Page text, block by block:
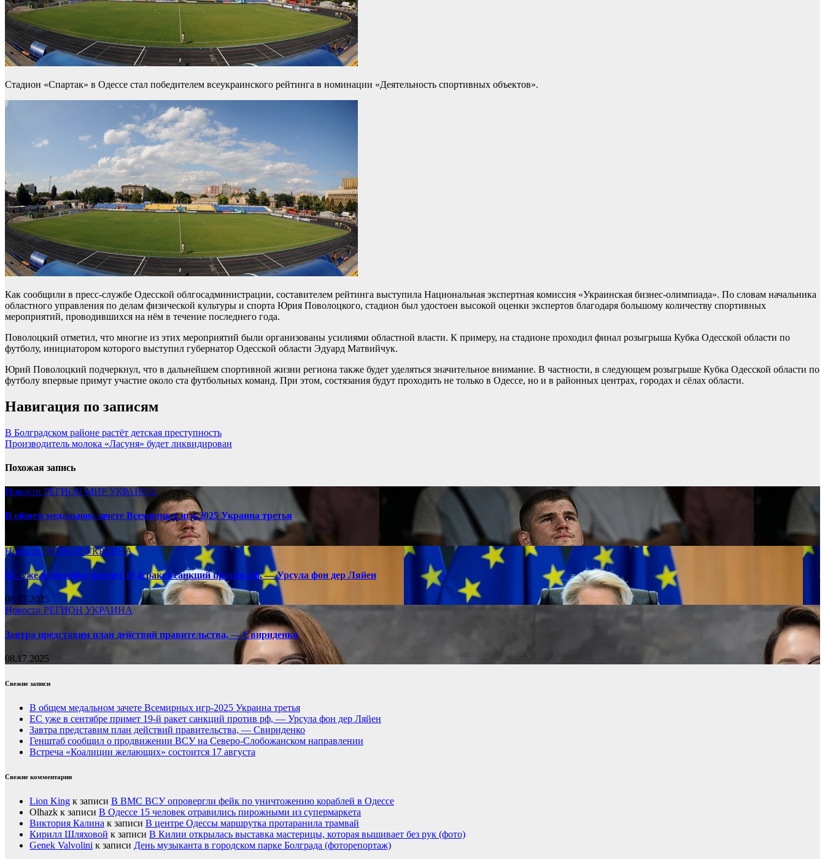
Стадион «Спартак» в Одессе стал победителем всеукраинского рейтинга в номинации «Деятельность спортивных объектов».
Как сообщили в пресс-службе Одесской облгосадминистрации, составителем рейтинга выступила Национальная экспертная комиссия «Украинская бизнес-олимпиада». По словам начальника
областного управления по делам физической культуры и спорта Юрия Поволоцкого, стадион был удостоен высокой оценки экспертов благодаря большому количеству спортивных
мероприятий, проводившихся на нём в течение последнего года.
Поволоцкий отметил, что многие из этих мероприятий были организованы усилиями областной власти. К примеру, на стадионе проходил финал розыгрыша Кубка Одесской области по
футболу, инициатором которого выступил губернатор Одесской области Эдуард Матвийчук.
Юрий Поволоцкий подчеркнул, что в дальнейшем спортивной жизни региона также будет уделяться значительное внимание. В частности, в следующем розыгрыше Кубка Одесской области по
футболу впервые примут участие около ста футбольных команд. При этом, состязания будут проходить не только в Одессе, но и в районных центрах, городах и сёлах области.
Навигация по записям
В Болградском районе растёт детская преступность
Производитель молока «Ласуня» будет ликвидирован
Похожая запись
Новости РЕГИОНМИР УКРАИНА
В общем медальном зачете Всемирных игр-2025 Украина третья
08.17.2025
НовостиРЕГИОНУКРАИНА
ЕС уже в сентябре примет 19-й ракет санкций против рф, — Урсула фон дер Ляйен
08.17.2025
Новости РЕГИОН УКРАИНА
Завтра представим план действий правительства, — Свириденко
08.17.2025
Свежие записи
В общем медальном зачете Всемирных игр-2025 Украина третья
ЕС уже в сентябре примет 19-й ракет санкций против рф, — Урсула фон дер Ляйен
Завтра представим план действий правительства, — Свириденко
Генштаб сообщил о продвижении ВСУ на Северо-Слобожанском направлении
Встреча «Коалиции желающих» состоится 17 августа
Свежие комментарии
Lion King к записи В ВМС ВСУ опровергли фейк по уничтожению кораблей в Одессе
Olhazk к записи В Одессе 15 человек отравились пирожными из супермаркета
Виктория Калина к записи В центре Одессы маршрутка протаранила трамвай
Кирилл Шляховой к записи В Килии открылась выставка мастерицы, которая вышивает без рук (фото)
Genek Valvolini к записи День музыканта в городском парке Болграда (фоторепортаж)